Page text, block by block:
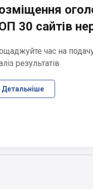
30 сайтів
час на
результатів
Детальніше